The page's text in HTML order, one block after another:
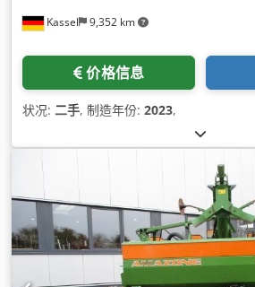
Kassel 9,352 km
价格信息
状况: 二手, 制造年份: 2023,